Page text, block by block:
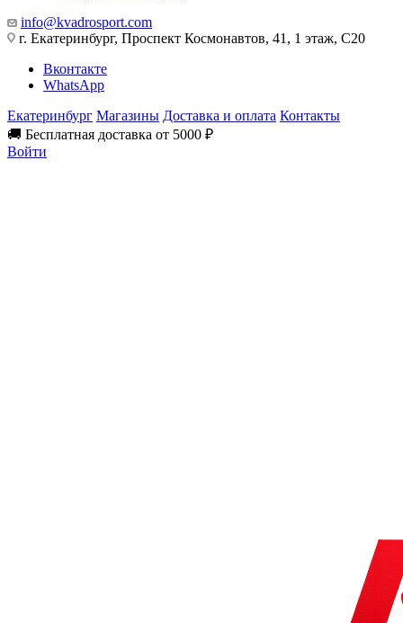
info@kvadrosport.com
г. Екатеринбург, Проспект Космонавтов, 41, 1 этаж, С20
Вконтакте
WhatsApp
Екатеринбург Магазины Доставка и оплата Контакты
🚚 Бесплатная доставка от 5000 ₽
Войти